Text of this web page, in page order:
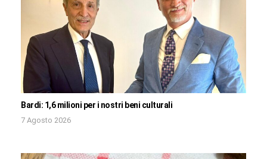
Bardi: 1,6 milioni per i nostri beni culturali
7 Agosto 2026